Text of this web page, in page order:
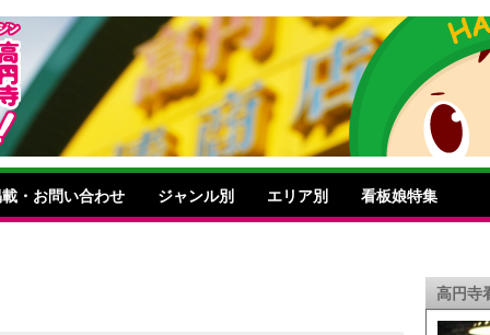
・お問い合わせ ジャンル別 エリア別 看板娘特集
高円寺